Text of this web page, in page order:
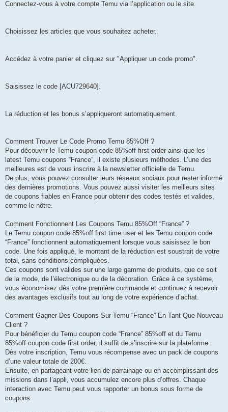
Connectez-vous à votre compte Temu via l’application ou le site.
Choisissez les articles que vous souhaitez acheter.
Accédez à votre panier et cliquez sur "Appliquer un code promo".
Saisissez le code [ACU729640].
La réduction et les bonus s’appliqueront automatiquement.
Comment Trouver Le Code Promo Temu 85%Off ?
Pour découvrir le Temu coupon code 85%off first order ainsi que les
latest Temu coupons “France”, il existe plusieurs méthodes. L’une des
meilleures est de vous inscrire à la newsletter officielle de Temu.
De plus, vous pouvez consulter leurs réseaux sociaux pour rester informé
des dernières promotions. Vous pouvez aussi visiter les meilleurs sites
de coupons fiables en France pour obtenir des codes testés et valides,
comme le nôtre.
Comment Fonctionnent Les Coupons Temu 85%Off “France” ?
Le Temu coupon code 85%off first time user et les Temu coupon code
“France” fonctionnent automatiquement lorsque vous saisissez le bon
code. Une fois appliqué, le montant de la réduction est soustrait de votre
total, sans conditions compliquées.
Ces coupons sont valides sur une large gamme de produits, que ce soit
de la mode, de l’électronique ou de la décoration. Grâce à ce système,
vous économisez dès votre première commande et continuez à recevoir
des avantages exclusifs tout au long de votre expérience d’achat.
Comment Gagner Des Coupons Sur Temu “France” En Tant Que Nouveau
Client ?
Pour bénéficier du Temu coupon code “France” 85%off et du Temu
85%off coupon code first order, il suffit de s’inscrire sur la plateforme.
Dès votre inscription, Temu vous récompense avec un pack de coupons
d’une valeur totale de 200€.
Ensuite, en partageant votre lien de parrainage ou en accomplissant des
missions dans l’appli, vous accumulez encore plus d’offres. Chaque
interaction avec Temu peut vous rapporter un bonus sous forme de
coupons.